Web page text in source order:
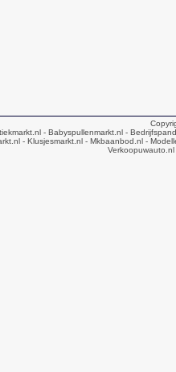
- Babyspullenmarkt.nl -
- Klusjesmarkt.nl - Mkbaanbod.nl -
Verkoopuwauto.nl